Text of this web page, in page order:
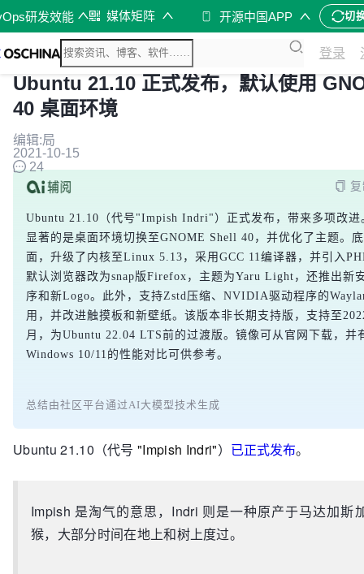
研发效能 媒体矩阵 开源中国APP 切
登录
Ubuntu 21.10 正式发布，默认使用
40 桌面环境
编辑:局
2021-10-15
24
Ubuntu 21.10（代号"Impish Indri"）正式发布，带来多项改进
显著的是桌面环境切换至GNOME Shell 40，并优化了主题。
面，升级了内核至Linux 5.13，采用GCC 11编译器，并引入
默认浏览器改为snap版Firefox，主题为Yaru Light，还推出新
序和新Logo。此外，支持Zstd压缩、NVIDIA驱动程序的
用，并改进触摸板和新壁纸。该版本非长期支持版，支持至
月，为Ubuntu 22.04 LTS前的过渡版。镜像可从官网下载，并
Windows 10/11的性能对比可供参考。
总结由社区平台通过AI大模型技术生成
Ubuntu 21.10（代号"Impish Indri"） 已正式发布。
Impish 是淘气的意思，Indri 则是一种原产于马达加斯
猴，大部分时间在地上和树上度过。